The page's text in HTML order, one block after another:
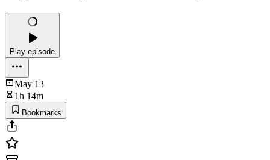
Play episode
May 13
1h 14m
Bookmarks